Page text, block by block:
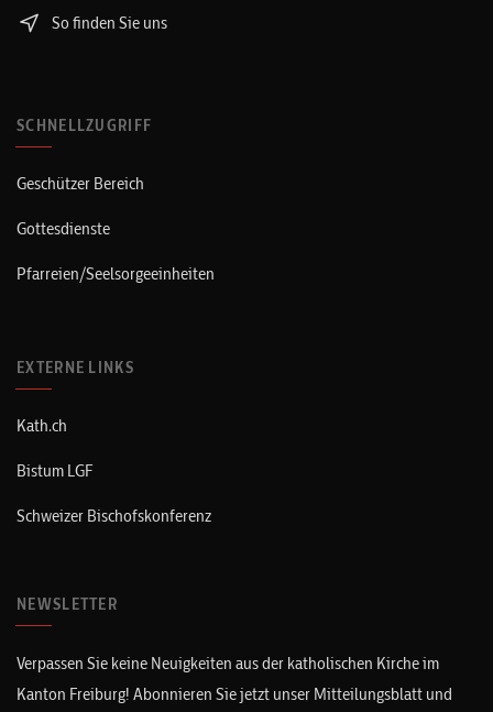
So finden Sie uns
SCHNELLZUGRIFF
Geschützer Bereich
Gottesdienste
Pfarreien/Seelsorgeeinheiten
EXTERNE LINKS
Kath.ch
Bistum LGF
Schweizer Bischofskonferenz
NEWSLETTER
Verpassen Sie keine Neuigkeiten aus der katholischen Kirche im
Kanton Freiburg! Abonnieren Sie jetzt unser Mitteilungsblatt und